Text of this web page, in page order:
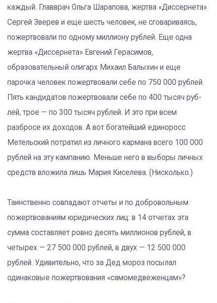
каждый. Главврач Ольга Шарапова, жертва «Диссернета»
Сергей Зверев и еще шесть человек, не сговариваясь,
пожертвовали по одному миллиону рублей. Еще одна
жертва «Диссернета» Евгений Герасимов,
образовательный олигарх Михаил Балыхин и еще
парочка человек пожертвовали себе по 750 000 руб­лей.
Пять кандидатов пожертвовали себе по 400 тысяч руб­
лей, трое — по 300 тысяч рублей. И это при всем
разбросе их доходов. А вот богатейший единоросс
Метельский потратил из личного кармана всего 100 000
рублей на эту кампанию. Меньше него в выборы личных
средств вложила лишь Мария Киселева. (Нисколько.)
Таинственно совпадают отчеты и по добровольным
пожертвованиям юридических лиц: в 14 отчетах эта
сумма составляет ровно десять миллионов рублей, в
четырех — 27 500 000 рублей, в двух — 12 500 000
рублей. Удивительно, что за Дед мороз посылал
одинаковые пожертвования «самомедвеженцам»?